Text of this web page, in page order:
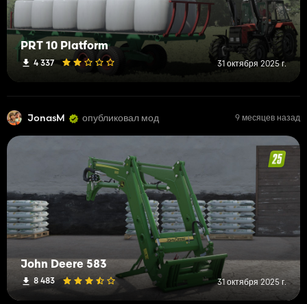
PRT 10 Platform
4 337 31 октября 2025 г.
JonasM опубликовал мод 9 месяцев назад
John Deere 583
8 483 31 октября 2025 г.